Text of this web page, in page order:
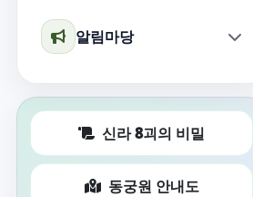
알림마당
신라 8괴의 비밀
동궁원 안내도